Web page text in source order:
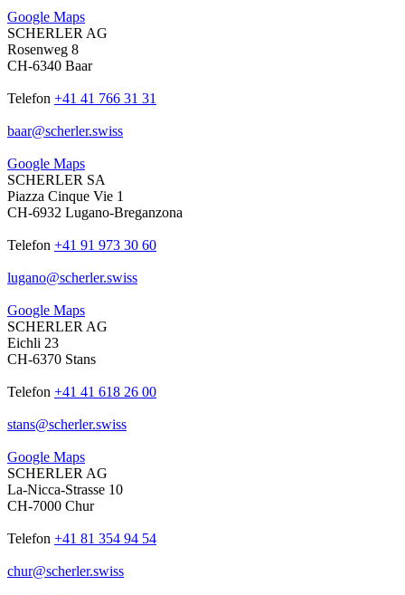
Google Maps
SCHERLER AG
Rosenweg 8
CH-6340 Baar
Telefon +41 41 766 31 31
baar@scherler.swiss
Google Maps
SCHERLER SA
Piazza Cinque Vie 1
CH-6932 Lugano-Breganzona
Telefon +41 91 973 30 60
lugano@scherler.swiss
Google Maps
SCHERLER AG
Eichli 23
CH-6370 Stans
Telefon +41 41 618 26 00
stans@scherler.swiss
Google Maps
SCHERLER AG
La-Nicca-Strasse 10
CH-7000 Chur
Telefon +41 81 354 94 54
chur@scherler.swiss